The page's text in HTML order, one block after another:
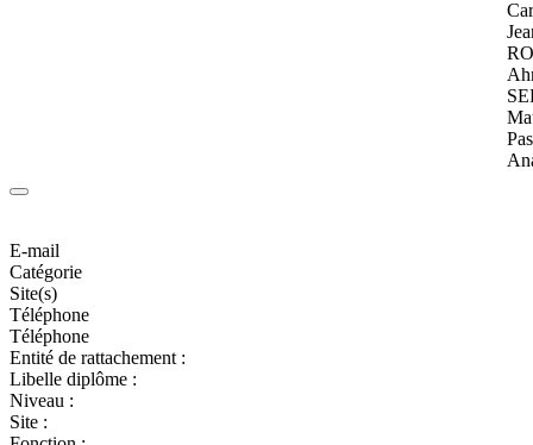
E-mail
Catégorie
Site(s)
Téléphone
Téléphone
Entité de rattachement :
Libelle diplôme :
Niveau :
Site :